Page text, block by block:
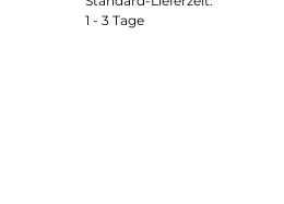
1 - 3 Tage